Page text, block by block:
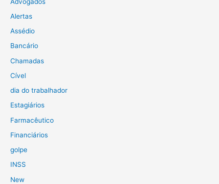
Alertas
Assédio
Bancário
Chamadas
Cível
dia do trabalhador
Estagiários
Farmacêutico
Financiários
golpe
INSS
New